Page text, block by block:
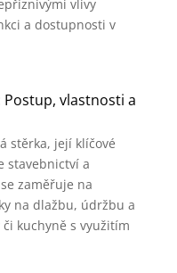
vlivy
a dostupnosti v
vlastnosti a
stěrka, její klíčové
stavebnictví a
zaměřuje na
na dlažbu, údržbu a
kuchyně s využitím